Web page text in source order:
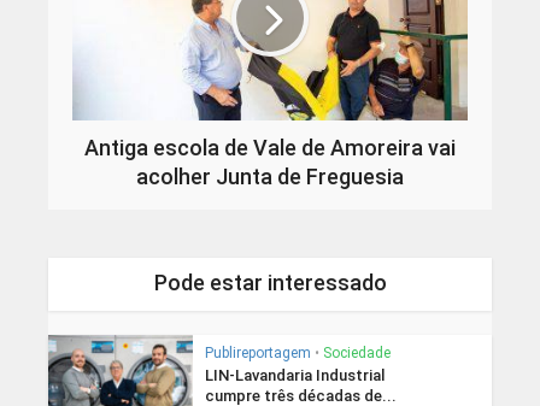
Antiga escola de Vale de Amoreira vai
acolher Junta de Freguesia
Pode estar interessado
Publireportagem • Sociedade
LIN-Lavandaria Industrial
cumpre três décadas de...